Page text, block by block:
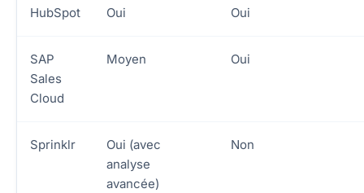
HubSpot Oui Oui
SAP
Sales
Cloud
Moyen Oui
Sprinklr
Oui (avec
analyse
avancée)
Non